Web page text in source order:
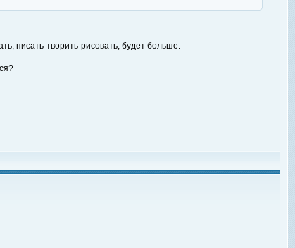
писать-творить-рисовать, будет больше.